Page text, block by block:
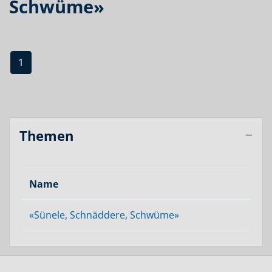
Schwüme»
1
Themen
Name
«Sünele, Schnäddere, Schwüme»